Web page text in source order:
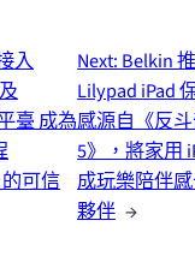
入
臺 成為
可信
Next: Belkin
Lilypad iPad
感源自《反
5》，將家用
成玩樂陪伴
夥伴 →